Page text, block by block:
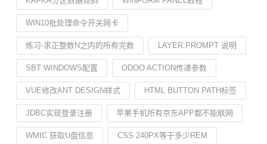
WIN10批处理命令开关网卡
练习-求正整数N之内的所有完数 LAYER.PROMPT 说明
SBT WINDOWS配置 ODOO ACTION传递参数
VUE修改ANT DESIGN样式 HTML BUTTON PATH标签
JDBC实现登录注册 苹果手机所有京东APP都不能联网
WMIC 获取U盘信息 CSS 240PX等于多少REM